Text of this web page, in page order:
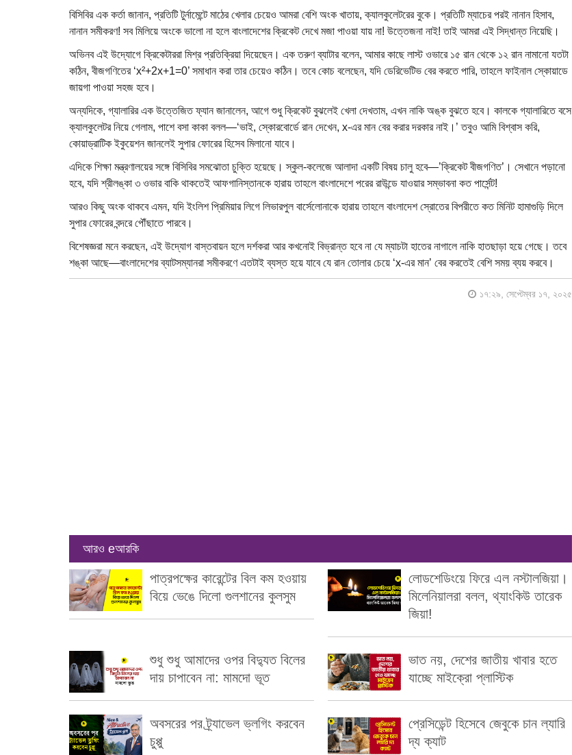
বিসিবির এক কর্তা জানান, প্রতিটি টুর্নামেন্টে মাঠের খেলার চেয়েও আমরা বেশি অংক খাতায়, ক্যালকুলেটরের বুকে। প্রতিটি ম্যাচের পরই নানান হিসাব,
নানান সমীকরণ! সব মিলিয়ে অংকে ভালো না হলে বাংলাদেশের ক্রিকেট দেখে মজা পাওয়া যায় না! উত্তেজনা নাই! তাই আমরা এই সিদ্ধান্ত নিয়েছি।
অভিনব এই উদ্যোগে ক্রিকেটাররা মিশ্র প্রতিক্রিয়া দিয়েছেন। এক তরুণ ব্যাটার বলেন, আমার কাছে লাস্ট ওভারে ১৫ রান থেকে ১২ রান নামানো যতটা
কঠিন, বীজগণিতের ‘x²+2x+1=0’ সমাধান করা তার চেয়েও কঠিন। তবে কোচ বলেছেন, যদি ডেরিভেটিভ বের করতে পারি, তাহলে ফাইনাল স্কোয়াডে
জায়গা পাওয়া সহজ হবে।
অন্যদিকে, গ্যালারির এক উত্তেজিত ফ্যান জানালেন, আগে শুধু ক্রিকেট বুঝলেই খেলা দেখতাম, এখন নাকি অঙ্ক বুঝতে হবে। কালকে গ্যালারিতে বসে
ক্যালকুলেটর নিয়ে গেলাম, পাশে বসা কাকা বলল—‘ভাই, স্কোরবোর্ডে রান দেখেন, x-এর মান বের করার দরকার নাই।’ তবুও আমি বিশ্বাস করি,
কোয়াড্রাটিক ইকুয়েশন জানলেই সুপার ফোরের হিসেব মিলানো যাবে।
এদিকে শিক্ষা মন্ত্রণালয়ের সঙ্গে বিসিবির সমঝোতা চুক্তি হয়েছে। স্কুল-কলেজে আলাদা একটি বিষয় চালু হবে—’ক্রিকেট বীজগণিত’। সেখানে পড়ানো
হবে, যদি শ্রীলঙ্কা ৩ ওভার বাকি থাকতেই আফগানিস্তানকে হারায় তাহলে বাংলাদেশে পরের রাউন্ডে যাওয়ার সম্ভাবনা কত পার্সেন্ট!
আরও কিছু অংক থাকবে এমন, যদি ইংলিশ প্রিমিয়ার লিগে লিভারপুল বার্সেলোনাকে হারায় তাহলে বাংলাদেশ স্রোতের বিপরীতে কত মিনিট হামাগুড়ি দিলে
সুপার ফোরের বন্দরে পৌঁছাতে পারবে।
বিশেষজ্ঞরা মনে করছেন, এই উদ্যোগ বাস্তবায়ন হলে দর্শকরা আর কখনোই বিভ্রান্ত হবে না যে ম্যাচটা হাতের নাগালে নাকি হাতছাড়া হয়ে গেছে। তবে
শঙ্কা আছে—বাংলাদেশের ব্যাটসম্যানরা সমীকরণে এতটাই ব্যস্ত হয়ে যাবে যে রান তোলার চেয়ে ‘x-এর মান’ বের করতেই বেশি সময় ব্যয় করবে।
১৭:২৯, সেপ্টেম্বর ১৭, ২০২৫
আরও eআরকি
পাত্রপক্ষের কারেন্টের বিল কম হওয়ায়
বিয়ে ভেঙে দিলো গুলশানের কুলসুম
লোডশেডিংয়ে ফিরে এল নস্টালজিয়া।
মিলেনিয়ালরা বলল, থ্যাংকিউ তারেক
জিয়া!
শুধু শুধু আমাদের ওপর বিদ্যুত বিলের
দায় চাপাবেন না: মামদো ভূত
ভাত নয়, দেশের জাতীয় খাবার হতে
যাচ্ছে মাইক্রো প্লাস্টিক
অবসরের পর ট্র্যাভেল ভ্লগিং করবেন
চুপ্পু
প্রেসিডেন্ট হিসেবে জেবুকে চান ল্যারি
দ্য ক্যাট